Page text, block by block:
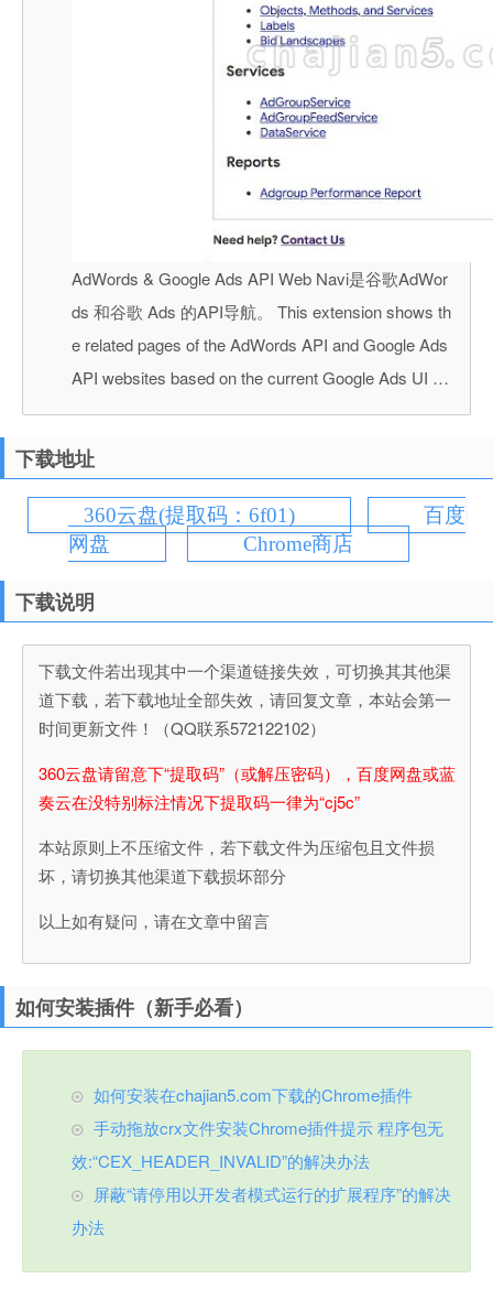
AdWords & Google Ads API Web Navi是谷歌AdWor
ds 和谷歌 Ads 的API导航。 This extension shows th
e related pages of the AdWords API and Google Ads
API websites based on the current Google Ads UI …
下载地址
360云盘(提取码：6f01)
百度
网盘
Chrome商店
下载说明
下载文件若出现其中一个渠道链接失效，可切换其其他渠
道下载，若下载地址全部失效，请回复文章，本站会第一
时间更新文件！（QQ联系572122102）
360云盘请留意下“提取码”（或解压密码），百度网盘或蓝
奏云在没特别标注情况下提取码一律为“cj5c”
本站原则上不压缩文件，若下载文件为压缩包且文件损
坏，请切换其他渠道下载损坏部分
以上如有疑问，请在文章中留言
如何安装插件（新手必看）
如何安装在chajian5.com下载的Chrome插件
手动拖放crx文件安装Chrome插件提示 程序包无
效:“CEX_HEADER_INVALID”的解决办法
屏蔽“请停用以开发者模式运行的扩展程序”的解决
办法